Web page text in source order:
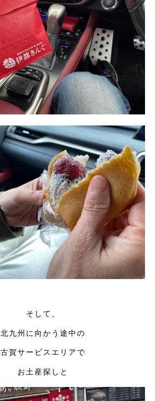
そして、
北九州に向かう途中の
古賀サービスエリアで
お土産探しと